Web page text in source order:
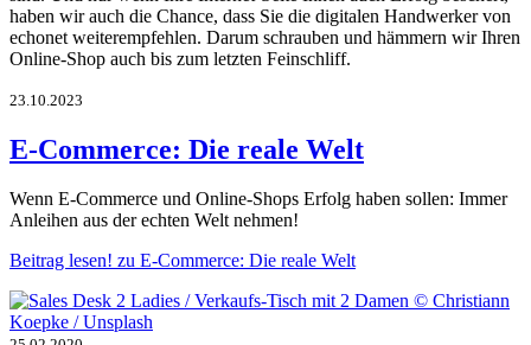
haben wir auch die Chance, dass Sie die digitalen Handwerker von
echonet weiterempfehlen. Darum schrauben und hämmern wir Ihren
Online-Shop auch bis zum letzten Feinschliff.
23.10.2023
E-Commerce: Die reale Welt
Wenn E-Commerce und Online-Shops Erfolg haben sollen: Immer
Anleihen aus der echten Welt nehmen!
Beitrag lesen! zu E-Commerce: Die reale Welt